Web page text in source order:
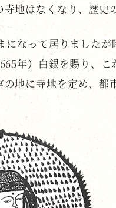
地はなくなり、歴史
なって居りました
年）白銀を賜り、
地に寺地を定め、都